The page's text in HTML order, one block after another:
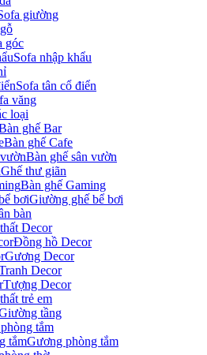
giường
góc
Sofa nhập khẩu
Sofa tân cổ điển
văng
loại
ghế Bar
Bàn ghế Cafe
Bàn ghế sân vườn
Ghế thư giãn
Bàn ghế Gaming
Giường ghế bể bơi
bàn
Decor
Đồng hồ Decor
Gương Decor
Decor
Tượng Decor
trẻ em
tầng
tắm
Gương phòng tắm